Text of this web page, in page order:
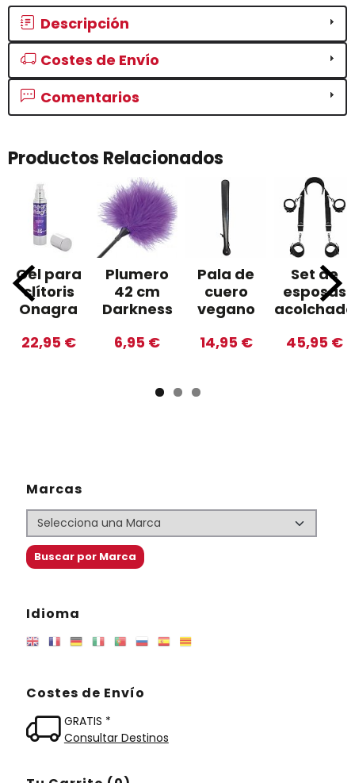
Marcas
Idioma
Costes de Envío
GRATIS *
Consultar Destinos
Descripción
Costes de Envío
Comentarios
Productos Relacionados
Gel para
clítoris
Onagra
22,95 €
Plumero
42 cm
Darkness
6,95 €
Pala de
cuero
vegano
14,95 €
Set de
esposas
45,95 €